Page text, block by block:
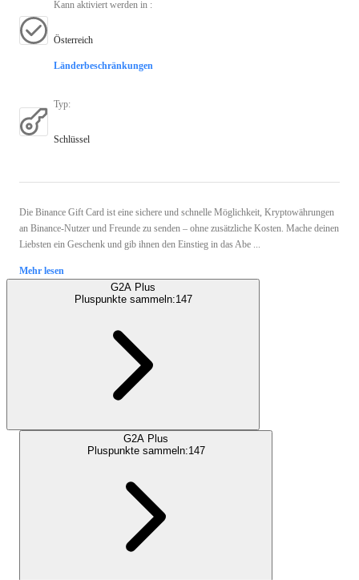
Kann aktiviert werden in :
Österreich
Länderbeschränkungen
Typ:
Schlüssel
Die Binance Gift Card ist eine sichere und schnelle Möglichkeit, Kryptowährungen
an Binance-Nutzer und Freunde zu senden – ohne zusätzliche Kosten. Mache deinen
Liebsten ein Geschenk und gib ihnen den Einstieg in das Abe ...
Mehr lesen
G2A Plus
Pluspunkte sammeln:147
G2A Plus
Pluspunkte sammeln:147